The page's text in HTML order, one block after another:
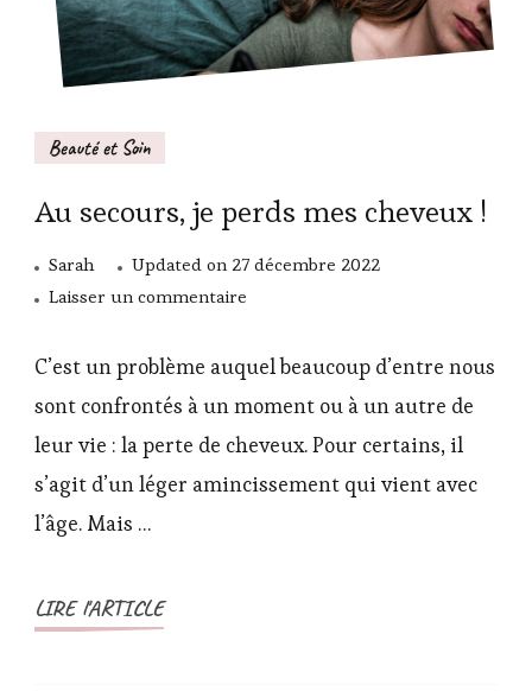
Beauté et Soin
Au secours, je perds mes cheveux !
Sarah Updated on 27 décembre 2022
Laisser un commentaire
secours,
mes
cheveux
C’est un problème auquel beaucoup d’entre nous
sont confrontés à un moment ou à un autre de
leur vie : la perte de cheveux. Pour certains, il
s’agit d’un léger amincissement qui vient avec
l’âge. Mais …
LIRE l'ARTICLE